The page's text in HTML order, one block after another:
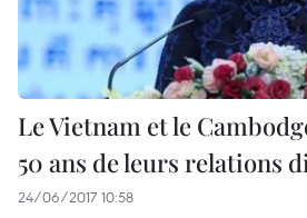
Le Vietnam et le
50 ans de leurs relations
24/06/2017 10:58